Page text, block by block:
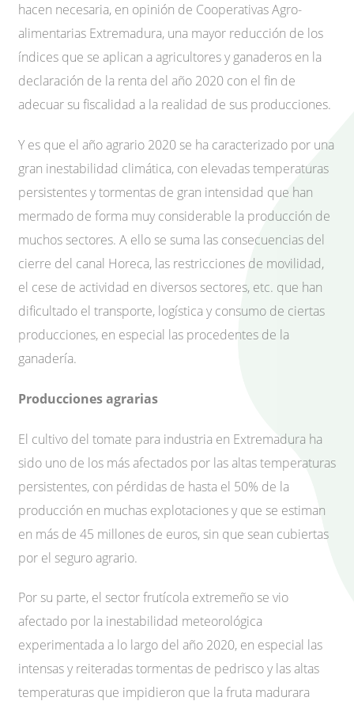
hacen necesaria, en opinión de Cooperativas Agro-
alimentarias Extremadura, una mayor reducción de los
índices que se aplican a agricultores y ganaderos en la
declaración de la renta del año 2020 con el fin de
adecuar su fiscalidad a la realidad de sus producciones.
Y es que el año agrario 2020 se ha caracterizado por una
gran inestabilidad climática, con elevadas temperaturas
persistentes y tormentas de gran intensidad que han
mermado de forma muy considerable la producción de
muchos sectores. A ello se suma las consecuencias del
cierre del canal Horeca, las restricciones de movilidad,
el cese de actividad en diversos sectores, etc. que han
dificultado el transporte, logística y consumo de ciertas
producciones, en especial las procedentes de la
ganadería.
Producciones agrarias
El cultivo del tomate para industria en Extremadura ha
sido uno de los más afectados por las altas temperaturas
persistentes, con pérdidas de hasta el 50% de la
producción en muchas explotaciones y que se estiman
en más de 45 millones de euros, sin que sean cubiertas
por el seguro agrario.
Por su parte, el sector frutícola extremeño se vio
afectado por la inestabilidad meteorológica
experimentada a lo largo del año 2020, en especial las
intensas y reiteradas tormentas de pedrisco y las altas
temperaturas que impidieron que la fruta madurara